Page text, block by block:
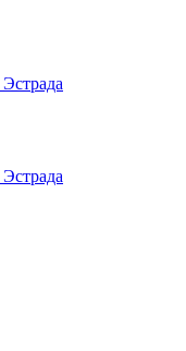
Эстрада
Эстрада